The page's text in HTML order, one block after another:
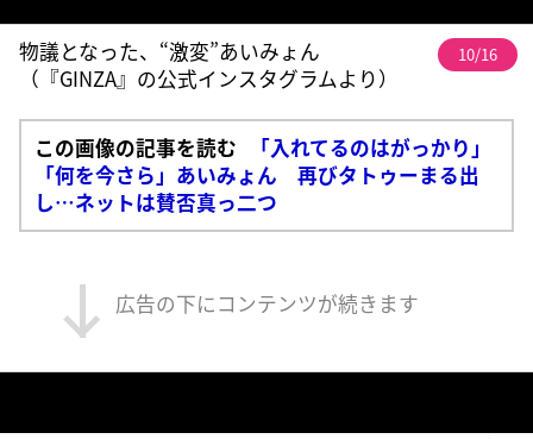
物議となった、“激変”あいみょん
（『GINZA』の公式インスタグラムより）
10/16
この画像の記事を読む
「入れてるのはがっかり」
「何を今さら」あいみょん 再びタトゥーまる出
し…ネットは賛否真っ二つ
広告の下にコンテンツが続きます